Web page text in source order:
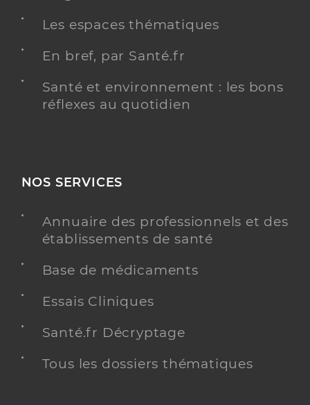
Les espaces thématiques
En bref, par Santé.fr
Santé et environnement : les bons
réflexes au quotidien
NOS SERVICES
Annuaire des professionnels et des
établissements de santé
Base de médicaments
Essais Cliniques
Santé.fr Décryptage
Tous les dossiers thématiques